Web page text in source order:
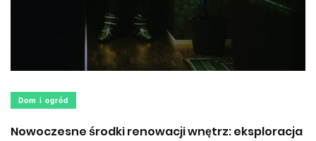
Dom i ogród
Nowoczesne środki renowacji wnętrz: eksploracja